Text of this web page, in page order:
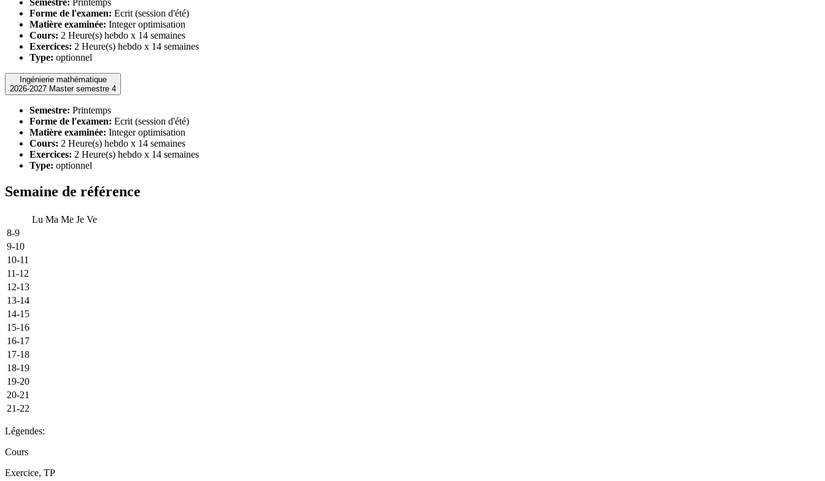
Semestre: Printemps
Forme de l'examen: Ecrit (session d'été)
Matière examinée: Integer optimisation
Cours: 2 Heure(s) hebdo x 14 semaines
Exercices: 2 Heure(s) hebdo x 14 semaines
Type: optionnel
Ingénierie mathématique
2026-2027 Master semestre 4
Semestre: Printemps
Forme de l'examen: Ecrit (session d'été)
Matière examinée: Integer optimisation
Cours: 2 Heure(s) hebdo x 14 semaines
Exercices: 2 Heure(s) hebdo x 14 semaines
Type: optionnel
Semaine de référence
Lu Ma Me Je Ve
8-9
9-10
10-11
11-12
12-13
13-14
14-15
15-16
16-17
17-18
18-19
19-20
20-21
21-22
Légendes:
Cours
Exercice, TP